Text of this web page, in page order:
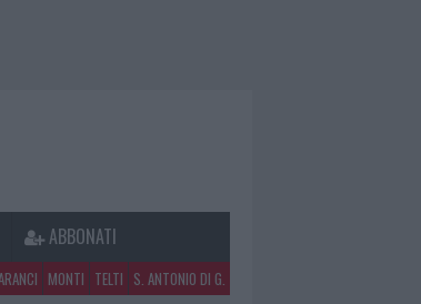
ABBONATI
MONTI TELTI S. ANTONIO DI G.